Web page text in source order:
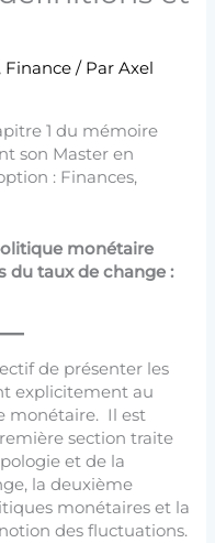
, Finance / ParAxel
1 du mémoire
son Master en
: Finances,
monétaire
du taux de change :
de présenter les
explicitement au
monétaire. Il est
section traite
et de la
la deuxième
monétaires et la
des fluctuations.